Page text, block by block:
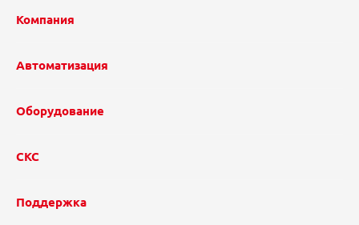
Компания
Автоматизация
Оборудование
СКС
Поддержка